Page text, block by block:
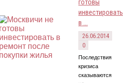
готовы
инвестировать
в ...
26.06.2014
0
Последствия
кризиса
сказываются